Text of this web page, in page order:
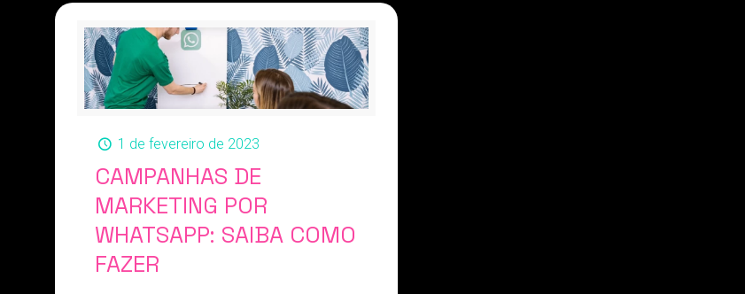
1 de fevereiro de 2023
CAMPANHAS DE
MARKETING POR
WHATSAPP: SAIBA COMO
FAZER